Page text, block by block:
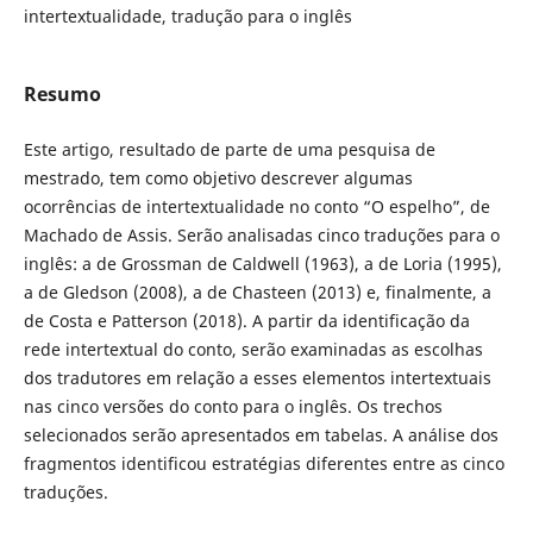
intertextualidade, tradução para o inglês
Resumo
Este artigo, resultado de parte de uma pesquisa de
mestrado, tem como objetivo descrever algumas
ocorrências de intertextualidade no conto “O espelho”, de
Machado de Assis. Serão analisadas cinco traduções para o
inglês: a de Grossman de Caldwell (1963), a de Loria (1995),
a de Gledson (2008), a de Chasteen (2013) e, finalmente, a
de Costa e Patterson (2018). A partir da identificação da
rede intertextual do conto, serão examinadas as escolhas
dos tradutores em relação a esses elementos intertextuais
nas cinco versões do conto para o inglês. Os trechos
selecionados serão apresentados em tabelas. A análise dos
fragmentos identificou estratégias diferentes entre as cinco
traduções.